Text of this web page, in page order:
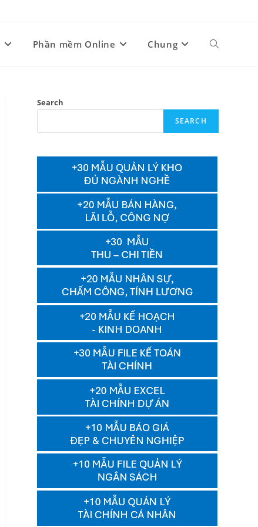
Phần mềm Online Chung Toggle
search
Search
SEARCH